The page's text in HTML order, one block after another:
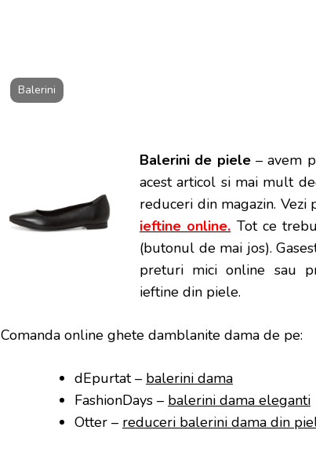
Balerini
Balerini de piele– avem
acest articol si mai mult
reduceri din magazin.
ieftine online. Tot ce
(butonul de mai jos).
preturi mici online sau
ieftine din piele.
Comanda online ghete damblanite dama de pe:
dEpurtat – balerini dama
FashionDays – balerini dama eleganti
Otter – reduceri balerini dama din